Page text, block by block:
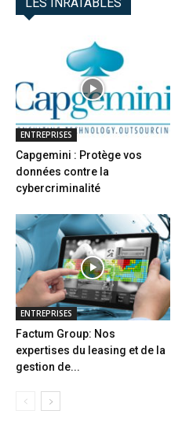
ENTREPRISES
Capgemini : Protège vos
données contre la
cybercriminalité
ENTREPRISES
Factum Group: Nos
expertises du leasing et de la
gestion de...